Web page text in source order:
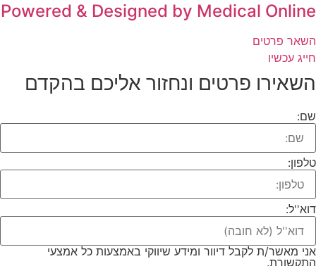
Powered & Designed by Medical Online
השאר פרטים
חייג עכשיו
השאירו פרטים ונחזור אליכם בהקדם​
שם:
טלפון:
דוא''ל:
אני מאשר/ת לקבל דיוור ומידע שיווקי באמצעות כל אמצעי
התקשורת.